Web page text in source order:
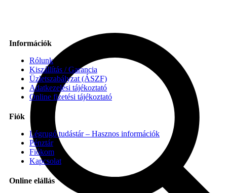
Információk
Rólunk
Kiszállítás / Garancia
Üzletszabályzat (ÁSZF)
Adatkezelési tájékoztató
Online fizetési tájékoztató
Fiók
Légrugó tudástár – Hasznos információk
Pénztár
Fiókom
Kapcsolat
Online elállás